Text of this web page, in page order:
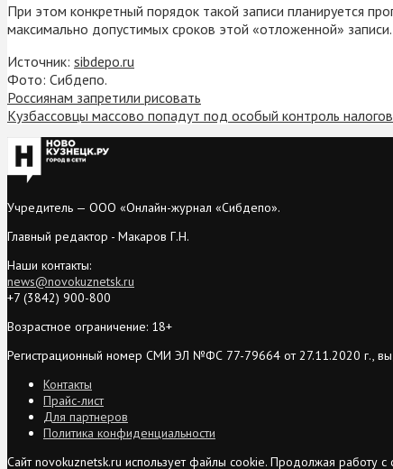
При этом конкретный порядок такой записи планируется
максимально допустимых сроков этой «отложенной» записи.
Источник: sibdepo.ru
Фото: Сибдепо.
Россиянам запретили рисовать
Кузбассовцы массово попадут под особый контроль
Учредитель — ООО «Онлайн-журнал «Сибдепо».
Главный редактор - Макаров Г.Н.
Наши контакты:
news@novokuznetsk.ru
+7 (3842) 900-800
Возрастное ограничение: 18+
Регистрационный номер СМИ ЭЛ №ФС 77-79664 от 27.11.2020 г.,
Контакты
Прайс-лист
Для партнеров
Политика конфиденциальности
Сайт novokuznetsk.ru использует файлы cookie. Продолжая работу